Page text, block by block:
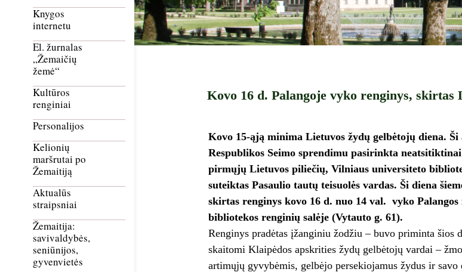
Knygos
internetu
El. žurnalas
„Žemaičių
žemė“
Kultūros
renginiai
Personalijos
Kelionių
maršrutai po
Žemaitiją
Aktualūs
straipsniai
Žemaitija:
savivaldybės,
seniūnijos,
gyvenvietės
Kovo 16 d. Palangoje vyko renginys,
Kovo 15-ąją minima Lietuvos žydų gelbėtojų diena.
Respublikos Seimo sprendimu pasirinkta
pirmųjų Lietuvos piliečių, Vilniaus universiteto
suteiktas Pasaulio tautų teisuolės vardas. Ši diena
skirtas renginys kovo 16 d. nuo 14 val. vyko Palangos
bibliotekos renginių salėje (Vytauto g. 61).
Renginys pradėtas įžanginiu žodžiu – buvo priminta
skaitomi Klaipėdos apskrities žydų gelbėtojų vardai –
artimųjų gyvybėmis, gelbėjo persekiojamus žydus ir